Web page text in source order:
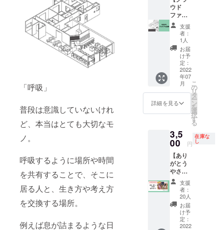
「呼吸」
普段は意識していないけれ
ど、本当はとても大切なモ
ノ。
呼吸するように場所や時間
を共有することで、そこに
居る人と、生き方や考え方
を交換する場所。
例えば息が詰まるような日
屋だっ
たとい
う「四
ツ目
屋」さ
ん。当
時の屋
号をそ
のまま
に、現
在は、
薬剤師
が常駐
し、ア
ルコー
と薬を
扱う“リ
カー＆
ドラッ
グスト
ア”とし
て、ま
ちの
人々の
健康
と、豊
かな暮
らしを
のクラ
フト
ビー
ル・他
スペ
シャル
ビー
ル）※解
説付き
・店内
で流れ
るBGM
権利 ・
KOKYU
クチ
ケット
（１杯
ご提
供）期
限：
2022年
12月31
日まで
※尚、当
イベン
トは
ヤッ
ださ
い。
【内
容】 ・
お礼の
メール
・
KOKYU
限定ス
ペシャ
ルディ
ナーご
権利 ・
KOKYU
ケット
（１杯
ご提
供）期
限：
2022年
12月31
日まで
【はり
こし亭
さん紹
介】 小
KOKYU
ドリン
クチ
ケット
（１杯
ご提
供）期
限：
2022年
12月31
日まで
※お子様
追加は
別途、3
料、小
学生未
満：
1,500
円、小
学生：
2,000
円、中
学生以
上は大
人料金
です。
メール
・ドリ
ンクチ
ケット
１２０
杯分ご
提供券
（期
限：
2023年
6月30日
まで）
※複数枚
同時利
用可
ウド
ファン
ディン
グ限
定！
KOKYU
プレミ
アム会
員】 ・
ニュー
を記入
する黒
板に、
お名前
させて
いただ
きま
す！ 特
典とし
て、あ
なたの
名前入
りのグ
ラスで
１年
間、毎
月1回ド
支援
者：
1人
お届
け予
定：
2022
年07
月
詳細を見る
こ
の
リ
タ
ー
ン
を
選
択
す
る
3,5
00 円
在庫な
し
【あり
がとう
やさん
の、身
体に優
しいお
菓子詰
め合わ
せ】 美
味しい
支援
者：
20人
お届
け予
定：
2022